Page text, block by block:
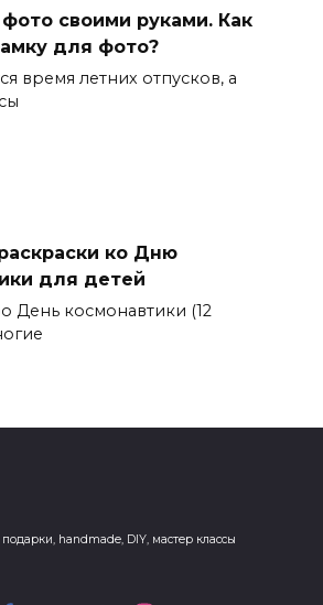
своими руками. Как
для фото?
время летних отпусков, а
ко Дню
для детей
День космонавтики (12
handmade, DIY, мастер классы